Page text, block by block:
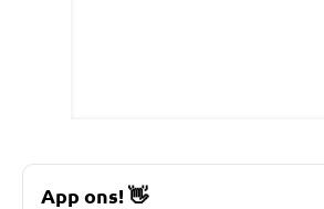
App ons!👋